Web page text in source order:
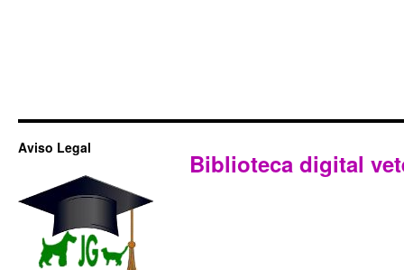
Aviso Legal
Biblioteca digital